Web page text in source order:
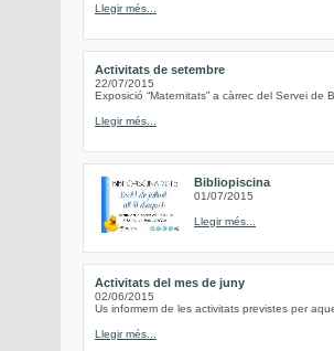
Llegir més...
Activitats de setembre
22/07/2015
Exposició “Maternitats” a càrrec del Servei de
Llegir més...
Bibliopiscina
01/07/2015
Llegir més...
Activitats del mes de juny
02/06/2015
Us informem de les activitats previstes per
Llegir més...